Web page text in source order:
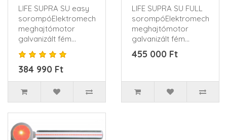
LIFE SUPRA SU easy
sorompóElektromechanikus
meghajtómotor
galvanizált fém
házban, műanyag ,
ütésálló..
384 990 Ft
LIFE SUPRA SU FULL
meghajtómotor
galvanizált fém
házban, műanyag ,
ütésálló..
455 000 Ft